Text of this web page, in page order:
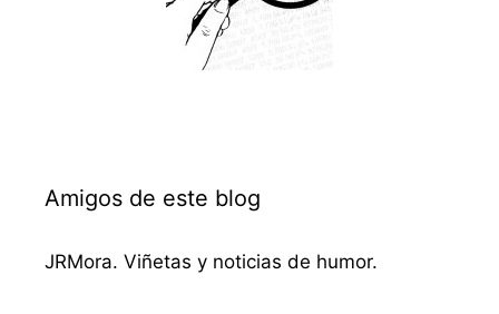
Amigos de este blog
JRMora. Viñetas y noticias de humor.